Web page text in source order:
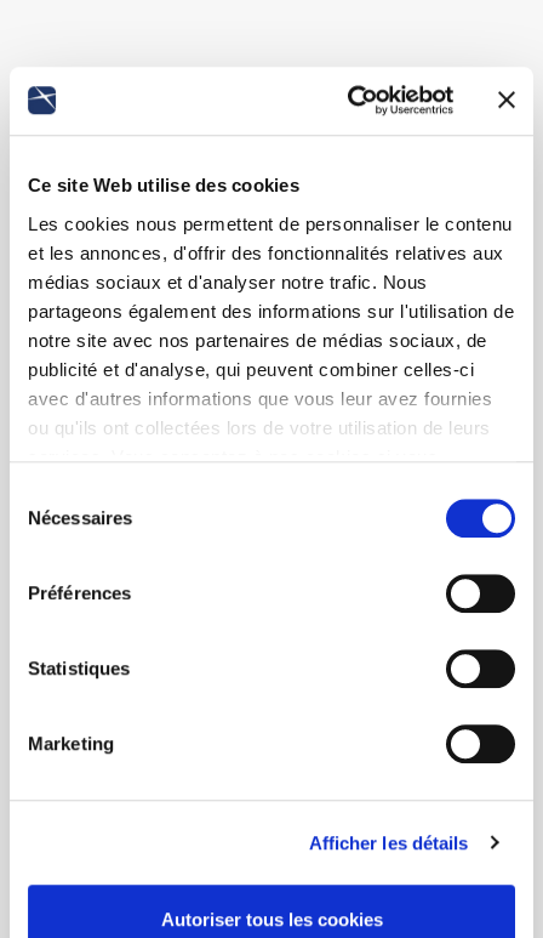
Ce site Web utilise des cookies
Les cookies nous permettent de personnaliser le contenu
et les annonces, d'offrir des fonctionnalités relatives aux
médias sociaux et d'analyser notre trafic. Nous
partageons également des informations sur l'utilisation de
notre site avec nos partenaires de médias sociaux, de
publicité et d'analyse, qui peuvent combiner celles-ci
avec d'autres informations que vous leur avez fournies
ou qu'ils ont collectées lors de votre utilisation de leurs
Nécessaires
Préférences
Statistiques
Marketing
Afficher les détails
Autoriser tous les cookies